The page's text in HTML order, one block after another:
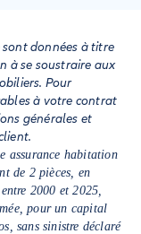
données à titre
à se soustraire aux
Pour
à votre contrat
générales et
assurance habitation
de 2 pièces, en
2000 et 2025,
pour un capital
sans sinistre déclaré